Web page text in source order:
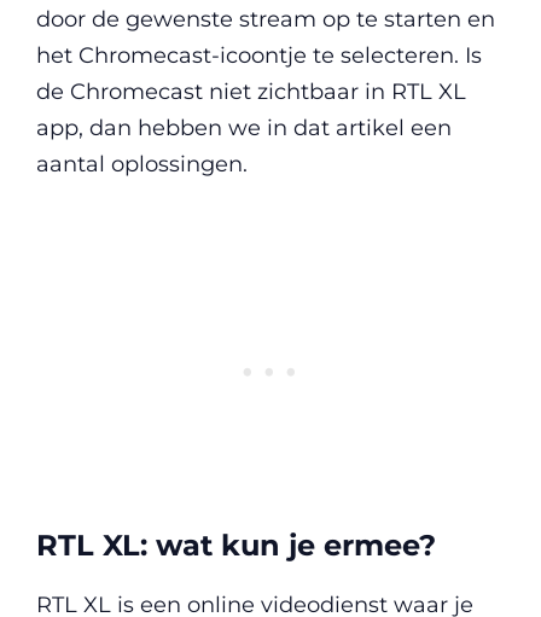
door de gewenste stream op te starten en
het Chromecast-icoontje te selecteren. Is
de Chromecast niet zichtbaar in RTL XL
app, dan hebben we in dat artikel een
aantal oplossingen.
RTL XL: wat kun je ermee?
RTL XL is een online videodienst waar je